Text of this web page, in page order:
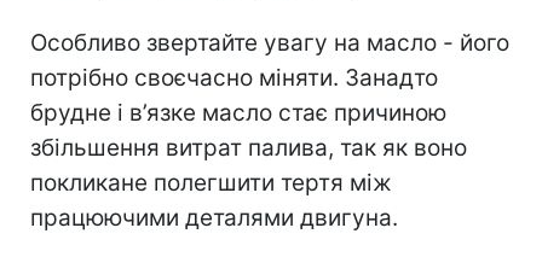
Особливо звертайте увагу на масло - його
потрібно своєчасно міняти. Занадто
брудне і в’язке масло стає причиною
збільшення витрат палива, так як воно
покликане полегшити тертя між
працюючими деталями двигуна.